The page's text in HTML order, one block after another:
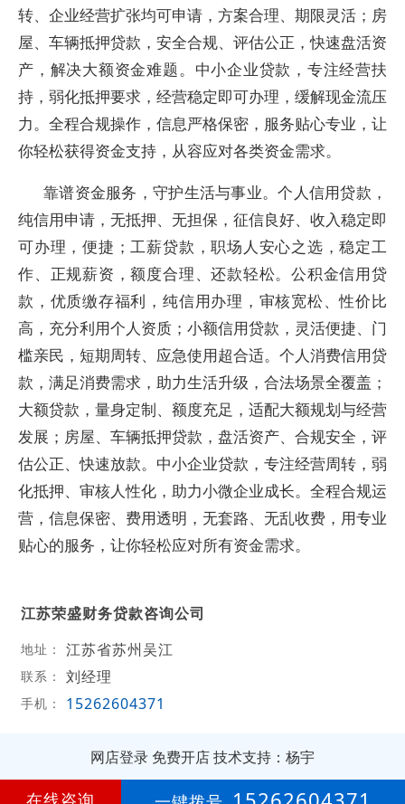
转、企业经营扩张均可申请，方案合理、期限灵活；房
屋、车辆抵押贷款，安全合规、评估公正，快速盘活资
产，解决大额资金难题。中小企业贷款，专注经营扶
持，弱化抵押要求，经营稳定即可办理，缓解现金流压
力。全程合规操作，信息严格保密，服务贴心专业，让
你轻松获得资金支持，从容应对各类资金需求。
靠谱资金服务，守护生活与事业。个人信用贷款，
纯信用申请，无抵押、无担保，征信良好、收入稳定即
可办理，便捷；工薪贷款，职场人安心之选，稳定工
作、正规薪资，额度合理、还款轻松。公积金信用贷
款，优质缴存福利，纯信用办理，审核宽松、性价比
高，充分利用个人资质；小额信用贷款，灵活便捷、门
槛亲民，短期周转、应急使用超合适。个人消费信用贷
款，满足消费需求，助力生活升级，合法场景全覆盖；
大额贷款，量身定制、额度充足，适配大额规划与经营
发展；房屋、车辆抵押贷款，盘活资产、合规安全，评
估公正、快速放款。中小企业贷款，专注经营周转，弱
化抵押、审核人性化，助力小微企业成长。全程合规运
营，信息保密、费用透明，无套路、无乱收费，用专业
贴心的服务，让你轻松应对所有资金需求。
江苏荣盛财务贷款咨询公司
地址： 江苏省苏州吴江
联系： 刘经理
手机： 15262604371
网店登录 免费开店技术支持：杨宇
第2年
在线咨询